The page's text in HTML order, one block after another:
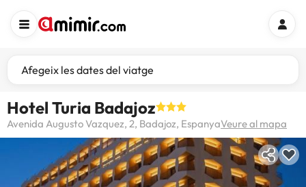
Afegeix les dates del viatge
Hotel Turia Badajoz
Avenida Augusto Vazquez, 2, Badajoz, EspanyaVeure al mapa